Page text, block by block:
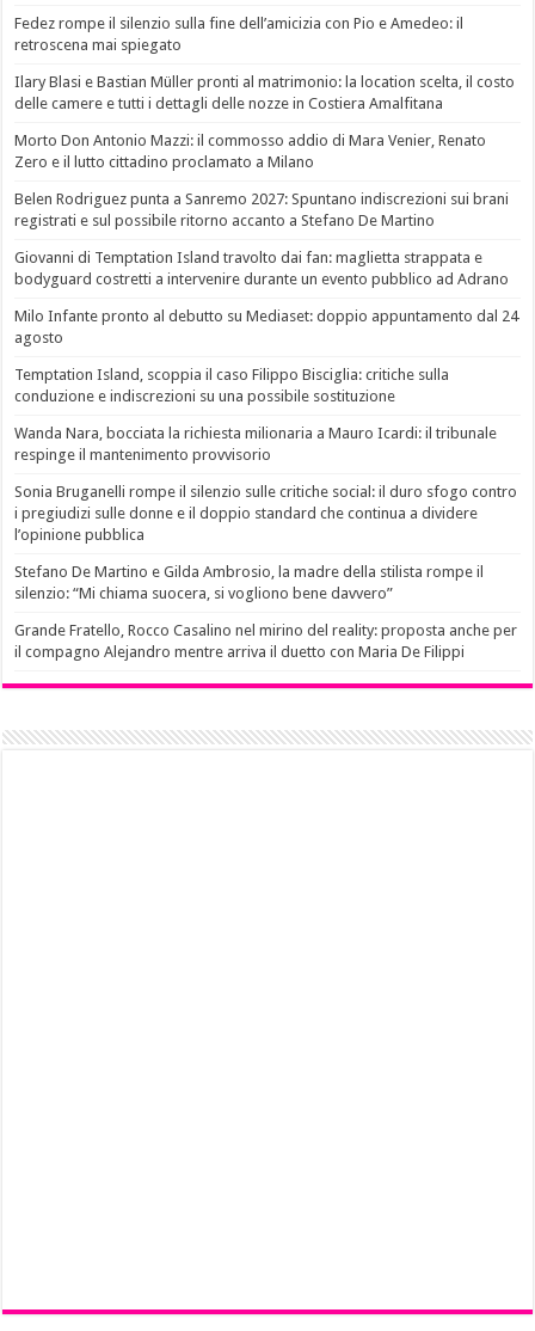
Fedez rompe il silenzio sulla fine dell’amicizia con Pio e Amedeo: il
retroscena mai spiegato
Ilary Blasi e Bastian Müller pronti al matrimonio: la location scelta, il costo
delle camere e tutti i dettagli delle nozze in Costiera Amalfitana
Morto Don Antonio Mazzi: il commosso addio di Mara Venier, Renato
Zero e il lutto cittadino proclamato a Milano
Belen Rodriguez punta a Sanremo 2027: Spuntano indiscrezioni sui brani
registrati e sul possibile ritorno accanto a Stefano De Martino
Giovanni di Temptation Island travolto dai fan: maglietta strappata e
bodyguard costretti a intervenire durante un evento pubblico ad Adrano
Milo Infante pronto al debutto su Mediaset: doppio appuntamento dal 24
agosto
Temptation Island, scoppia il caso Filippo Bisciglia: critiche sulla
conduzione e indiscrezioni su una possibile sostituzione
Wanda Nara, bocciata la richiesta milionaria a Mauro Icardi: il tribunale
respinge il mantenimento provvisorio
Sonia Bruganelli rompe il silenzio sulle critiche social: il duro sfogo contro
i pregiudizi sulle donne e il doppio standard che continua a dividere
l’opinione pubblica
Stefano De Martino e Gilda Ambrosio, la madre della stilista rompe il
silenzio: “Mi chiama suocera, si vogliono bene davvero”
Grande Fratello, Rocco Casalino nel mirino del reality: proposta anche per
il compagno Alejandro mentre arriva il duetto con Maria De Filippi